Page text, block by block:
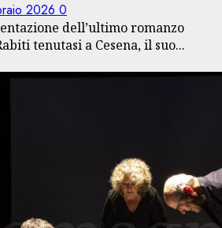
2026 0
dell’ultimo romanzo
tenutasi a Cesena, il suo...